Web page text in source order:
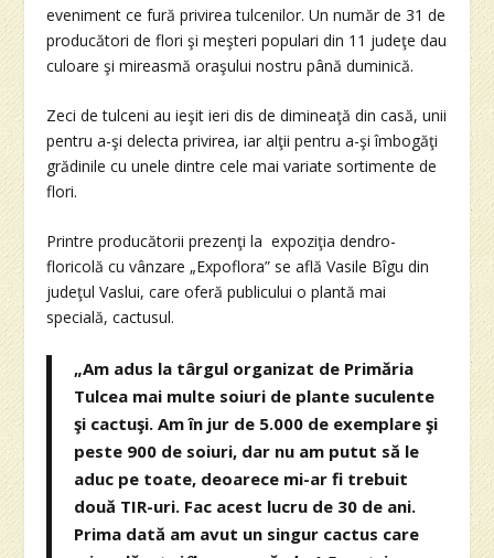
eveniment ce fură privirea tulcenilor. Un număr de 31 de
producători de flori şi meşteri populari din 11 judeţe dau
culoare şi mireasmă oraşului nostru până duminică.
Zeci de tulceni au ieşit ieri dis de dimineaţă din casă, unii
pentru a-şi delecta privirea, iar alţii pentru a-şi îmbogăţi
grădinile cu unele dintre cele mai variate sortimente de
flori.
Printre producătorii prezenţi la expoziţia dendro-
floricolă cu vânzare „Expoflora” se află Vasile Bîgu din
judeţul Vaslui, care oferă publicului o plantă mai
specială, cactusul.
„Am adus la târgul organizat de Primăria
Tulcea mai multe soiuri de plante suculente
şi cactuşi. Am în jur de 5.000 de exemplare şi
peste 900 de soiuri, dar nu am putut să le
aduc pe toate, deoarece mi-ar fi trebuit
două TIR-uri. Fac acest lucru de 30 de ani.
Prima dată am avut un singur cactus care